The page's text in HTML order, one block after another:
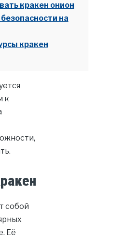
кракен онион
на
кракен
к
собой
Её